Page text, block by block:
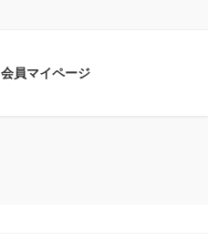
会員マイページ